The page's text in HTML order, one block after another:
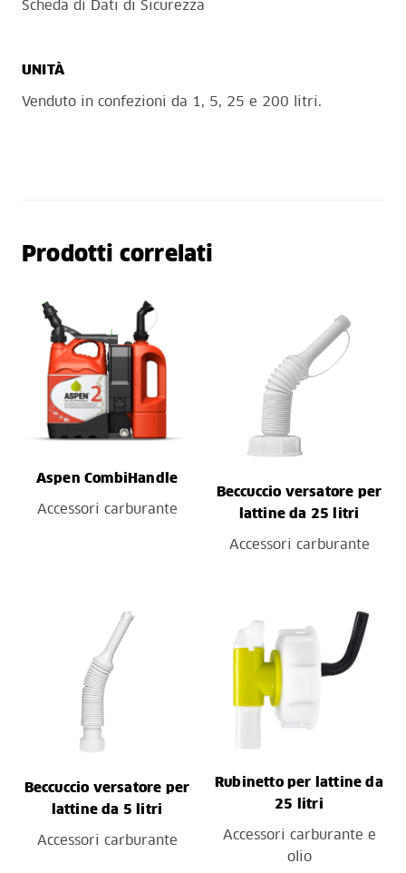
Scheda di Dati di Sicurezza
UNITÀ
Venduto in confezioni da 1, 5, 25 e 200 litri.
Prodotti correlati
Aspen CombiHandle
Accessori carburante
Beccuccio versatore per
lattine da 25 litri
Accessori carburante
Beccuccio versatore per
lattine da 5 litri
Accessori carburante
Rubinetto per lattine da
25 litri
Accessori carburante e
olio